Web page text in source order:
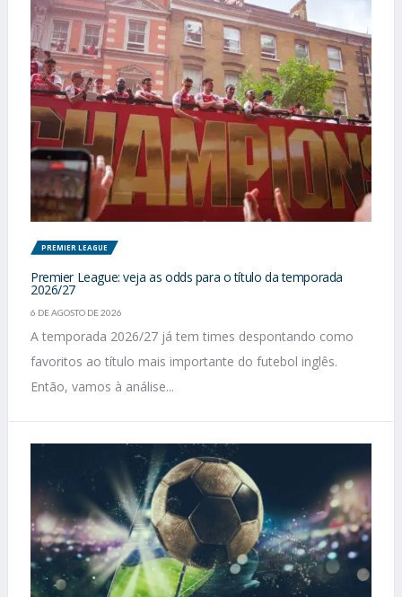
PREMIER LEAGUE
Premier League: veja as odds para o título da temporada
2026/27
6 DE AGOSTO DE 2026
A temporada 2026/27 já tem times despontando como
favoritos ao título mais importante do futebol inglês.
Então, vamos à análise...